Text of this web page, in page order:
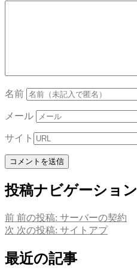
名前
メール
サイト
投稿ナビゲーション
前 前の投稿: サーバーの契約
次 次の投稿: サイトアプ
最近の記事